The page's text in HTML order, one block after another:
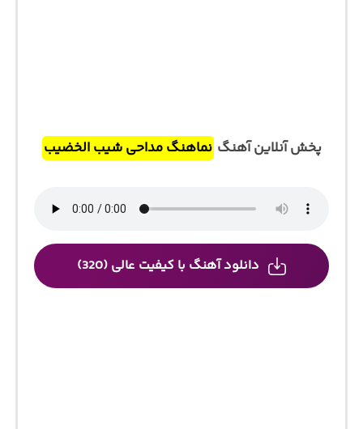
پخش آنلاین آهنگ نماهنگ مداحی شیب الخضیب
دانلود آهنگ با کیفیت عالی (320)